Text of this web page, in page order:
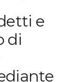
e
di